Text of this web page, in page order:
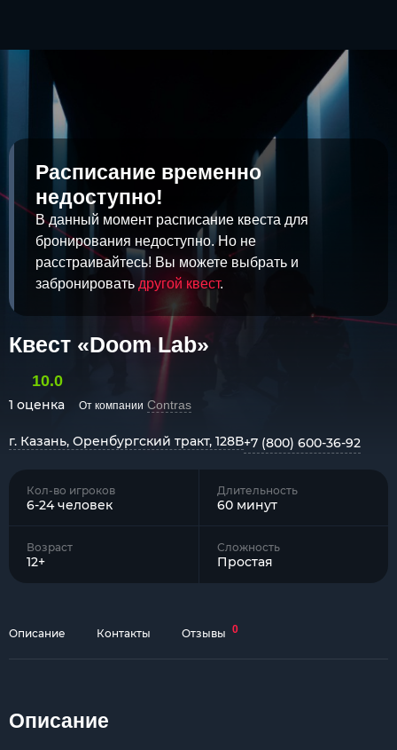
Расписание временно
недоступно!
В данный момент расписание квеста для
бронирования недоступно. Но не
расстраивайтесь! Вы можете выбрать и
забронировать другой квест.
Квест «Doom Lab»
10.0
1 оценка От компании Contras
г. Казань, Оренбургский тракт, 128В+7 (800) 600-36-92
Кол-во игроков
6-24 человек
Длительность
60 минут
Возраст
12+
Сложность
Простая
Описание Контакты Отзывы 0
Описание